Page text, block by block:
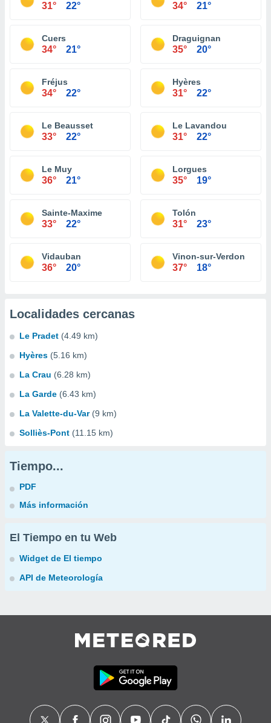
31° 22° 34° 21°
Cuers
34° 21°
Draguignan
35° 20°
Fréjus
34° 22°
Hyères
31° 22°
Le Beausset
33° 22°
Le Lavandou
31° 22°
Le Muy
36° 21°
Lorgues
35° 19°
Sainte-Maxime
33° 22°
Tolón
31° 23°
Vidauban
36° 20°
Vinon-sur-Verdon
37° 18°
Localidades cercanas
Le Pradet (4.49 km)
Hyères (5.16 km)
La Crau (6.28 km)
La Garde (6.43 km)
La Valette-du-Var (9 km)
Solliès-Pont (11.15 km)
Tiempo...
PDF
Más información
El Tiempo en tu Web
Widget de El tiempo
API de Meteorología